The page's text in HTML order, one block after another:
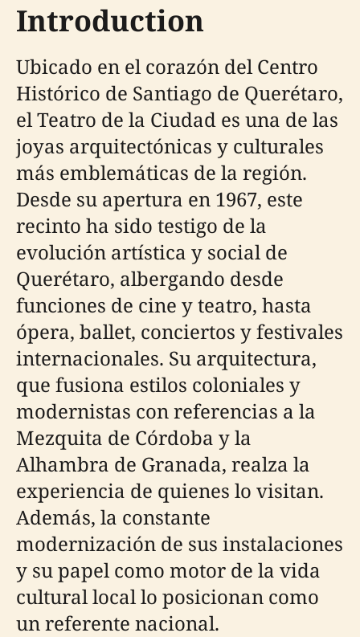
Introduction
Ubicado en el corazón del Centro
Histórico de Santiago de Querétaro,
el Teatro de la Ciudad es una de las
joyas arquitectónicas y culturales
más emblemáticas de la región.
Desde su apertura en 1967, este
recinto ha sido testigo de la
evolución artística y social de
Querétaro, albergando desde
funciones de cine y teatro, hasta
ópera, ballet, conciertos y festivales
internacionales. Su arquitectura,
que fusiona estilos coloniales y
modernistas con referencias a la
Mezquita de Córdoba y la
Alhambra de Granada, realza la
experiencia de quienes lo visitan.
Además, la constante
modernización de sus instalaciones
y su papel como motor de la vida
cultural local lo posicionan como
un referente nacional.